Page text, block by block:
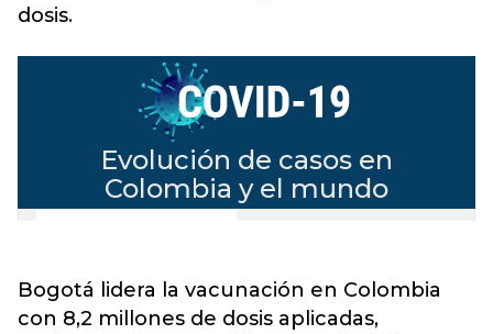
dosis.
Bogotá lidera la vacunación en Colombia
con 8,2 millones de dosis aplicadas,